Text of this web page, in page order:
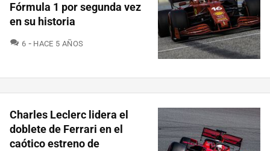
Fórmula 1 por segunda vez
en su historia
6 COMENTARIOS
HACE 5 AÑOS
Charles Leclerc lidera el
doblete de Ferrari en el
caótico estreno de